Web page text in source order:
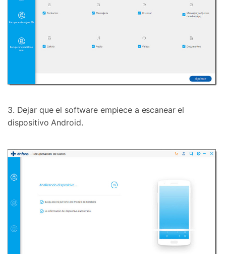
3. Dejar que el software empiece a escanear el
dispositivo Android.
Controla tu teléfono con Dr.Fone
+50M usuarios y +17 años de confianza